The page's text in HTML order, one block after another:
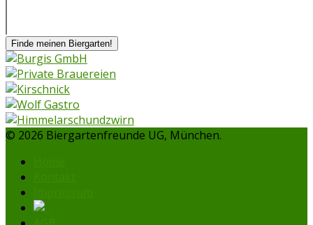
Finde meinen Biergarten!
© 2026 Biergartenfreunde UG, München.